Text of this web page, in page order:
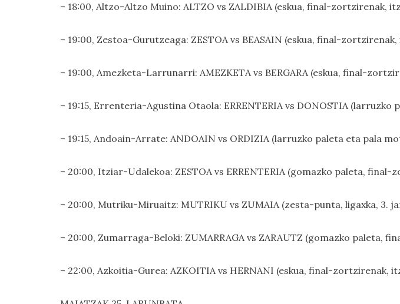
– 18:00, Altzo-Altzo Muino: ALTZO vs ZALDIBIA (eskua, final-zortzirenak,
– 19:00, Zestoa-Gurutzeaga: ZESTOA vs BEASAIN (eskua, final-
– 19:00, Amezketa-Larrunarri: AMEZKETA vs BERGARA (eskua, final-
– 19:15, Errenteria-Agustina Otaola: ERRENTERIA vs DONOSTIA
– 19:15, Andoain-Arrate: ANDOAIN vs ORDIZIA (larruzko paleta eta pala
– 20:00, Itziar-Udalekoa: ZESTOA vs ERRENTERIA (gomazko paleta,
– 20:00, Mutriku-Miruaitz: MUTRIKU vs ZUMAIA (zesta-punta, ligaxka, 3.
– 20:00, Zumarraga-Beloki: ZUMARRAGA vs ZARAUTZ (gomazko paleta,
– 22:00, Azkoitia-Gurea: AZKOITIA vs HERNANI (eskua, final-zortzirenak,